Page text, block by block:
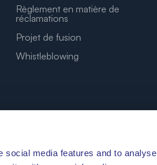
social media features and to analyse
Règlement en matière de
réclamations
Projet de fusion
Whistleblowing
DE VOS RÊVES